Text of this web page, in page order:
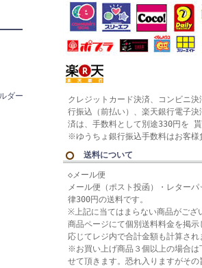
ダー
クレジットカード決済、コンビニ
行振込（前払い）、楽天銀行電子
済は、手数料として別途330円を
※ゆうちょ銀行振込手数料はお客様
送料について
◇メール便
メール便（ポスト投函）・レター
律300円の送料です。
※上記に当てはまらない商品がござ
商品ページにて個別送料料金を掲
応じてレジ内で合計金額も計算され
※お買い上げ商品３個以上の場合は
せて頂きます。恐れ入りますがそ